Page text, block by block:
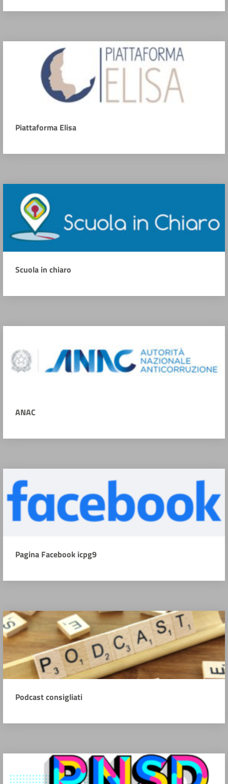
Piattaforma Elisa
Scuola in chiaro
ANAC
Pagina Facebook icpg9
Podcast consigliati